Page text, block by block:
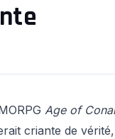
Age of
criante de